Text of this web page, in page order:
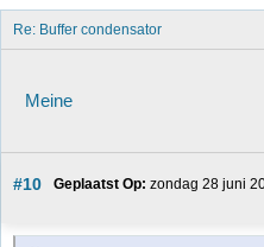
Re: Buffer condensator
Meine
#10 Geplaatst Op: zondag 28 juni